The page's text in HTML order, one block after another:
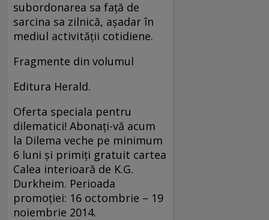
subordonarea sa faţă de
sarcina sa zilnică, aşadar în
mediul activităţii cotidiene.
Fragmente din volumul
Editura Herald.
Oferta speciala pentru
dilematici! Abonați-vă acum
la Dilema veche pe minimum
6 luni și primiți gratuit cartea
Calea interioară de K.G.
Durkheim. Perioada
promoției: 16 octombrie – 19
noiembrie 2014.